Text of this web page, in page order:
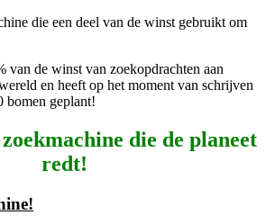
die een deel van de winst gebruikt om
van de winst van zoekopdrachten aan
en heeft op het moment van schrijven
bomen geplant!
die de planeet
redt!